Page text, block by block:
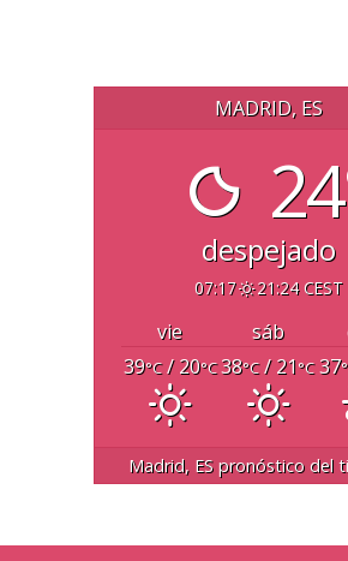
MADRID, ES
despejado
07:17 21:24 CEST
vie sáb
39°C/ 20°C38°C/ 21°C 37
Madrid, ES pronóstico del